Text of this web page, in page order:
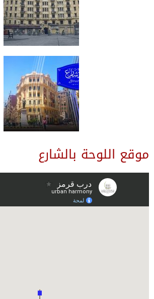
موقع اللوحة بالشارع